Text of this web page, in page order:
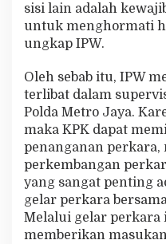
sisi lain adalah
untuk menghormati
ungkap IPW.
Oleh sebab itu, IPW
terlibat dalam
Polda Metro Jaya.
maka KPK dapat
penanganan
perkembangan
yang sangat penting
gelar perkara
Melalui gelar perkara
memberikan